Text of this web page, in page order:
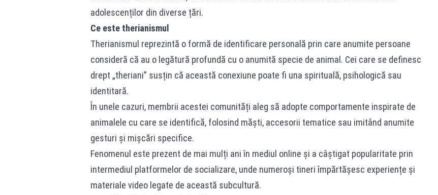
adolescenților din diverse țări.
Ce este therianismul
Therianismul reprezintă o formă de identificare personală prin care anumite persoane
consideră că au o legătură profundă cu o anumită specie de animal. Cei care se definesc
drept „theriani” susțin că această conexiune poate fi una spirituală, psihologică sau
identitară.
În unele cazuri, membrii acestei comunități aleg să adopte comportamente inspirate de
animalele cu care se identifică, folosind măști, accesorii tematice sau imitând anumite
gesturi și mișcări specifice.
Fenomenul este prezent de mai mulți ani în mediul online și a câștigat popularitate prin
intermediul platformelor de socializare, unde numeroși tineri împărtășesc experiențe și
materiale video legate de această subcultură.